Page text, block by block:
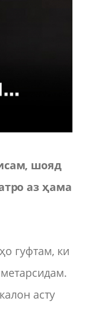
шояд
аз ҳама
гуфтам, ки
асту